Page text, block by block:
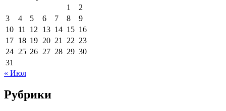
1
2
3
4 5 6 7 8
9
10 11 12 13 14 15 16
17 18 19 20 21 22 23
24 25 26 27 28 29 30
31
« Июл
Рубрики